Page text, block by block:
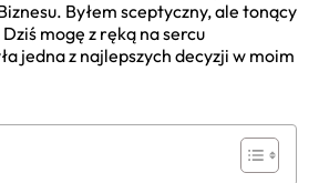
Byłem sceptyczny, ale tonący
mogę z ręką na sercu
jedna z najlepszych decyzji w moim